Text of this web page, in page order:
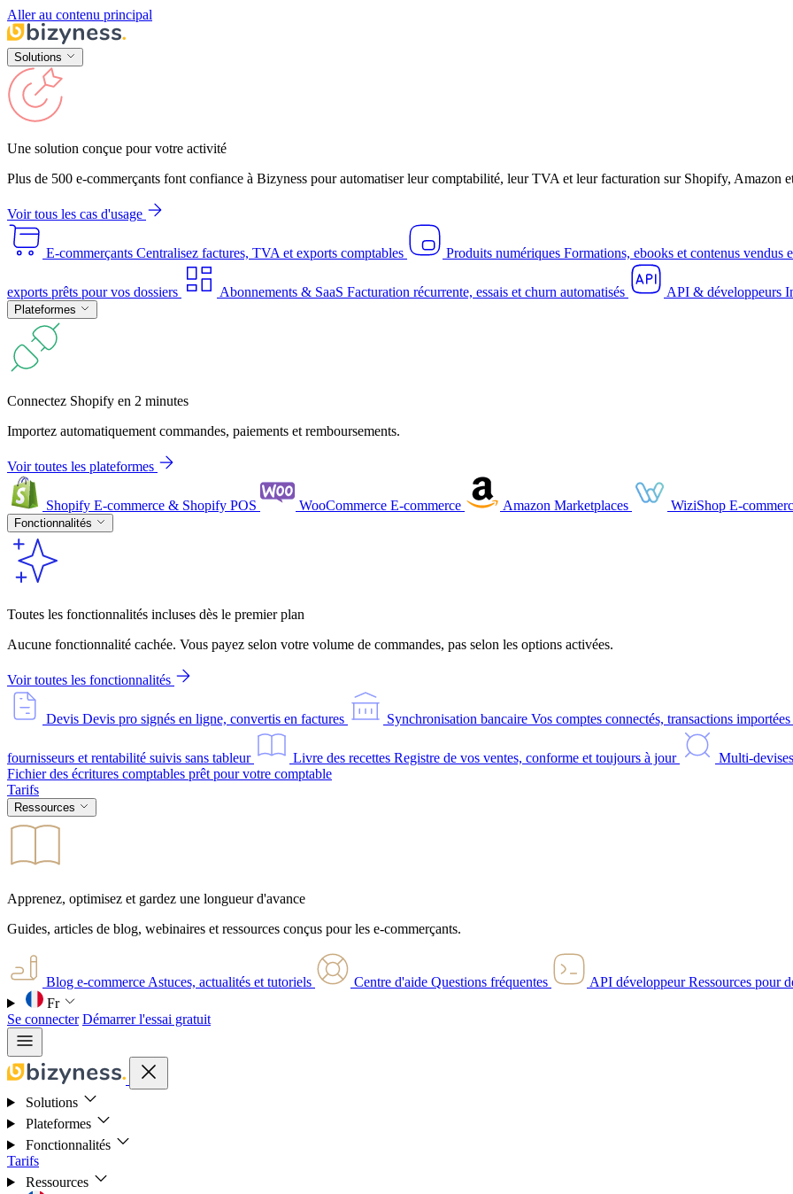
Aller au contenu principal
Solutions
Une solution conçue pour votre activité
Plus de 500 e-commerçants font confiance à Bizyness pour automatiser leur comptabilité, leur TVA et leur facturation sur Shopify, Amazon
Voir tous les cas d'usage
E-commerçants Centralisez factures, TVA et exports comptables Produits numériques Formations, ebooks et contenus vendus
exports prêts pour vos dossiers Abonnements & SaaS Facturation récurrente, essais et churn automatisés API & développeurs
Plateformes
Connectez Shopify en 2 minutes
Importez automatiquement commandes, paiements et remboursements.
Voir toutes les plateformes
Shopify E-commerce & Shopify POS WooCommerce E-commerce Amazon Marketplaces WiziShop E-
Fonctionnalités
Toutes les fonctionnalités incluses dès le premier plan
Aucune fonctionnalité cachée. Vous payez selon votre volume de commandes, pas selon les options activées.
Voir toutes les fonctionnalités
Devis Devis pro signés en ligne, convertis en factures Synchronisation bancaire Vos comptes connectés, transactions
fournisseurs et rentabilité suivis sans tableur Livre des recettes Registre de vos ventes, conforme et toujours à jour Multi-devises
Fichier des écritures comptables prêt pour votre comptable
Tarifs
Ressources
Apprenez, optimisez et gardez une longueur d'avance
Guides, articles de blog, webinaires et ressources conçus pour les e-commerçants.
Blog e-commerce Astuces, actualités et tutoriels Centre d'aide Questions fréquentes API développeurRessources pour
Fr
Se connecter Démarrer l'essai gratuit
Solutions
Plateformes
Fonctionnalités
Tarifs
Ressources